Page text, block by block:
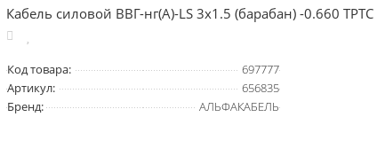
Кабель силовой ВВГ-нг(А)-LS 3х1.5 (барабан) -0.660 ТРТС
Код товара:
697777
Артикул:
656835
Бренд:
АЛЬФАКАБЕЛЬ